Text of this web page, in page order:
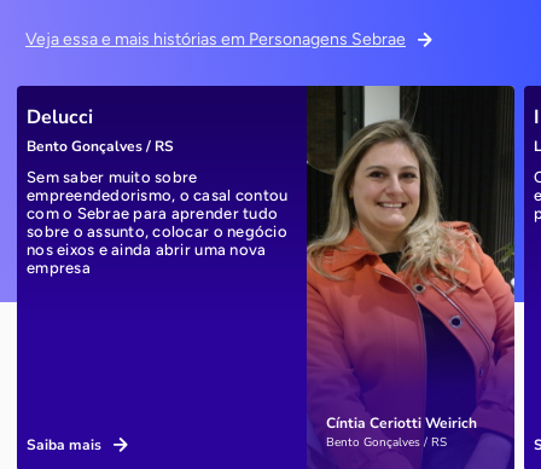
Veja essa e mais histórias em Personagens Sebrae
Cíntia Ceriotti Weirich
Bento Gonçalves / RS
Delucci
Bento Gonçalves / RS
Sem saber muito sobre
empreendedorismo, o casal contou
com o Sebrae para aprender tudo
sobre o assunto, colocar o negócio
nos eixos e ainda abrir uma nova
empresa
Saiba mais